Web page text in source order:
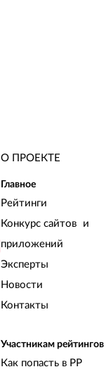
О ПРОЕКТЕ
Главное
Рейтинги
Конкурс сайтов и
приложений
Эксперты
Новости
Контакты
Участникам рейтингов
Как попасть в РР